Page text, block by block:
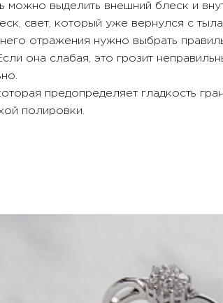
можно выделить внешний блеск и
свет, который уже вернулся с
отражения нужно выбрать
она слабая, это грозит
предопределяет гладкость
полировки.